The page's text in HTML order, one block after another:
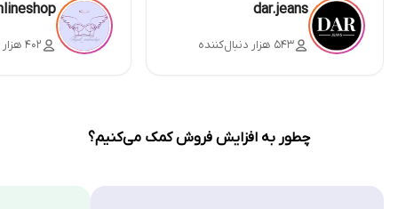
dar.jeans
۵۴۳ هزار دنبال‌کننده ۴۰۲ هزار دنبال‌کننده
چطور به افزایش فروش کمک می‌کنیم؟